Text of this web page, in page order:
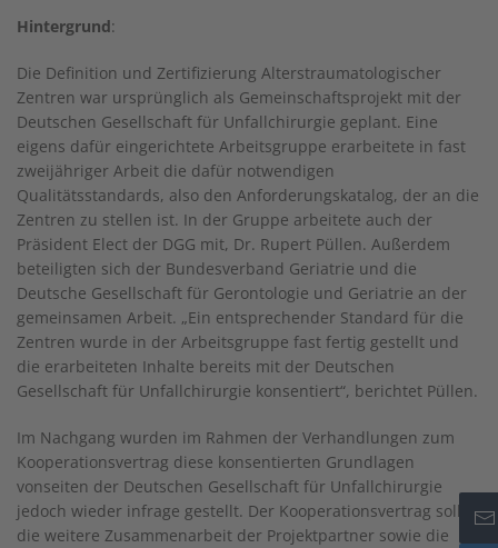
Hintergrund:
Die Definition und Zertifizierung Alterstraumatologischer
Zentren war ursprünglich als Gemeinschaftsprojekt mit der
Deutschen Gesellschaft für Unfallchirurgie geplant. Eine
eigens dafür eingerichtete Arbeitsgruppe erarbeitete in fast
zweijähriger Arbeit die dafür notwendigen
Qualitätsstandards, also den Anforderungskatalog, der an die
Zentren zu stellen ist. In der Gruppe arbeitete auch der
Präsident Elect der DGG mit, Dr. Rupert Püllen. Außerdem
beteiligten sich der Bundesverband Geriatrie und die
Deutsche Gesellschaft für Gerontologie und Geriatrie an der
gemeinsamen Arbeit. „Ein entsprechender Standard für die
Zentren wurde in der Arbeitsgruppe fast fertig gestellt und
die erarbeiteten Inhalte bereits mit der Deutschen
Gesellschaft für Unfallchirurgie konsentiert“, berichtet Püllen.
Im Nachgang wurden im Rahmen der Verhandlungen zum
Kooperationsvertrag diese konsentierten Grundlagen
vonseiten der Deutschen Gesellschaft für Unfallchirurgie
jedoch wieder infrage gestellt. Der Kooperationsvertrag sollte
die weitere Zusammenarbeit der Projektpartner sowie die